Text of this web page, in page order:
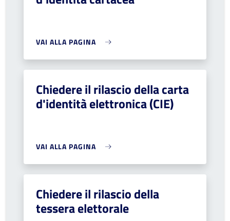
VAI ALLA PAGINA
Chiedere il rilascio della carta
d'identità elettronica (CIE)
VAI ALLA PAGINA
Chiedere il rilascio della
tessera elettorale